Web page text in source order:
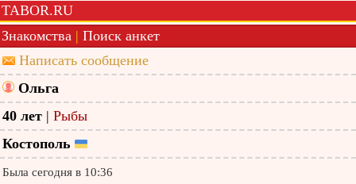
TABOR.RU
Знакомства | Поиск анкет
Написать сообщение
Ольга
40 лет | Рыбы
Костополь
Была сегодня в 10:36